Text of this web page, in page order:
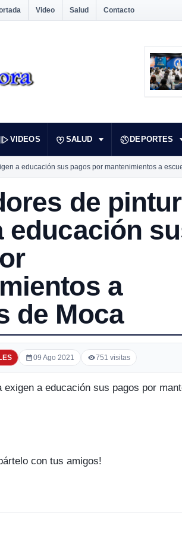
Video Salud Contacto
VIDEOS SALUD DEPORTES
a educación sus pagos por mantenimientos a
de
educación
a
de Moca
09 Ago 2021 751 visitas
exigen a educación sus pagos por
con tus amigos!